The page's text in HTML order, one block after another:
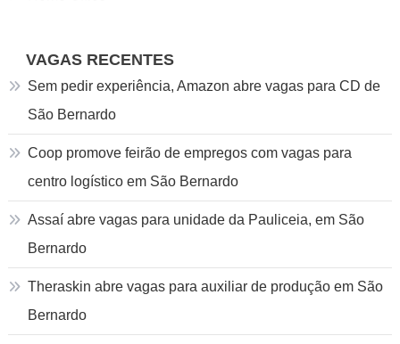
VAGAS RECENTES
Sem pedir experiência, Amazon abre vagas para CD de
São Bernardo
Coop promove feirão de empregos com vagas para
centro logístico em São Bernardo
Assaí abre vagas para unidade da Pauliceia, em São
Bernardo
Theraskin abre vagas para auxiliar de produção em São
Bernardo